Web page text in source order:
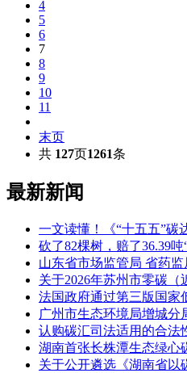
4
5
6
7
8
9
10
11
末页
共 127页1261条
最新新闻
一文读懂！《“十五五”碳
砍了82棵树，赔了36.39
山东省市场监管局 省药
关于2026年苏州市零碳
法国政府通过第三版国家
广州市生态环境局增城分
认购碳汇司法适用的合法
湖南首张长株潭生态绿心
关于公开遴选《湖南省以